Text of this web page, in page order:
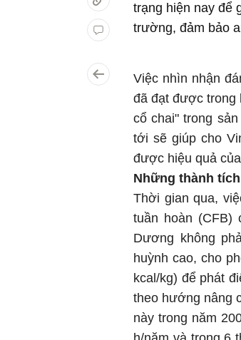
trạng hiện nay để
trường, đảm bảo
Việc nhìn nhận
đã đạt được trong
cổ chai" trong
tới sẽ giúp cho
được hiệu quả
Những thành tích
Thời gian qua,
tuần hoàn (CFB)
Dương không
huỳnh cao, cho
kcal/kg) để phát
theo hướng nâng
này trong năm